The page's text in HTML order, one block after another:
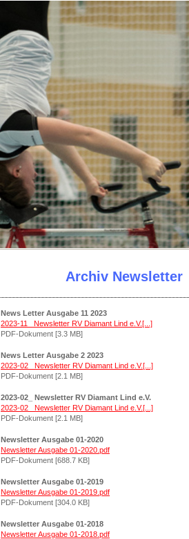
Archiv Newsletter
News Letter Ausgabe 11 2023
2023-11_ Newsletter RV Diamant Lind e.V.[...]
PDF-Dokument [3.3 MB]
News Letter Ausgabe 2 2023
2023-02_ Newsletter RV Diamant Lind e.V.[...]
PDF-Dokument [2.1 MB]
2023-02_ Newsletter RV Diamant Lind e.V.
2023-02_ Newsletter RV Diamant Lind e.V.[...]
PDF-Dokument [2.1 MB]
Newsletter Ausgabe 01-2020
Newsletter Ausgabe 01-2020.pdf
PDF-Dokument [688.7 KB]
Newsletter Ausgabe 01-2019
Newsletter Ausgabe 01-2019.pdf
PDF-Dokument [304.0 KB]
Newsletter Ausgabe 01-2018
Newsletter Ausgabe 01-2018.pdf